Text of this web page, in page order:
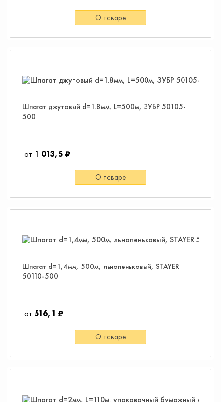
О товаре
Шпагат джутовый d=1.8мм, L=500м, ЗУБР 50105-
500
1 013,5 ₽
О товаре
Шпагат d=1,4мм, 500м, льнопеньковый, STAYER
50110-500
516,1 ₽
О товаре